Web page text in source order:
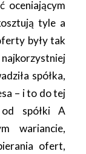
oceniającym
tyle a
były tak
spółka,
– i to do tej
od spółki A
wariancie,
ofert,